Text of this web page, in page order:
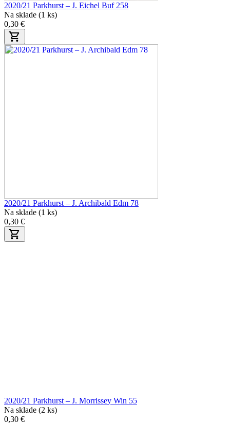
2020/21 Parkhurst – J. Eichel Buf 258
Na sklade (1 ks)
0,30 €
2020/21 Parkhurst – J. Archibald Edm 78
Na sklade (1 ks)
0,30 €
2020/21 Parkhurst – J. Morrissey Win 55
Na sklade (2 ks)
0,30 €